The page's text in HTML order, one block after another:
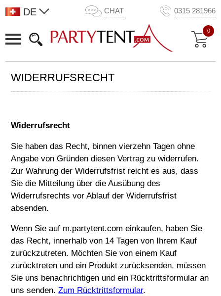
DE CHAT 0315 281966
0
WIDERRUFSRECHT
Widerrufsrecht
Sie haben das Recht, binnen vierzehn Tagen ohne
Angabe von Gründen diesen Vertrag zu widerrufen.
Zur Wahrung der Widerrufsfrist reicht es aus, dass
Sie die Mitteilung über die Ausübung des
Widerrufsrechts vor Ablauf der Widerrufsfrist
absenden.
Wenn Sie auf m.partytent.com einkaufen, haben Sie
das Recht, innerhalb von 14 Tagen von Ihrem Kauf
zurückzutreten. Möchten Sie von einem Kauf
zurücktreten und ein Produkt zurücksenden, müssen
Sie uns benachrichtigen und ein Rücktrittsformular an
uns senden.Zum Rücktrittsformular.